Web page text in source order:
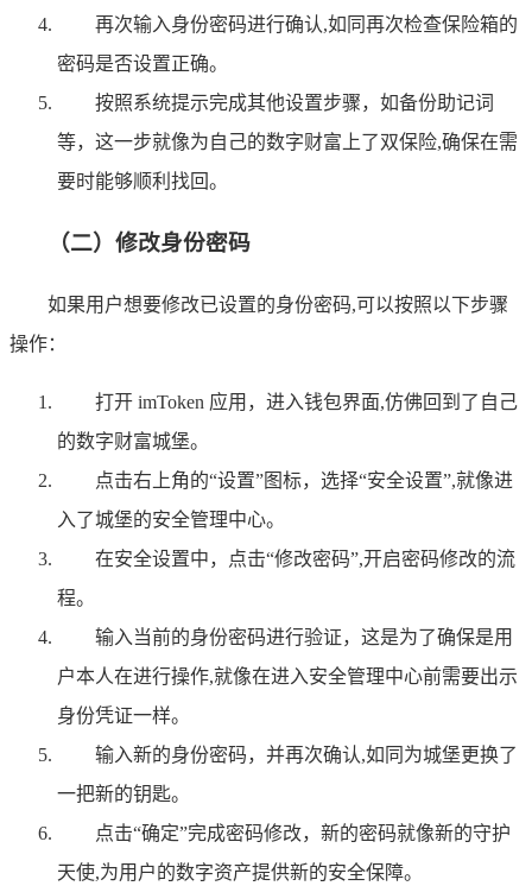
再次输入身份密码进行确认,如同再次检查保险箱的
密码是否设置正确。
按照系统提示完成其他设置步骤，如备份助记词
等，这一步就像为自己的数字财富上了双保险,确保在需
要时能够顺利找回。
（二）修改身份密码
如果用户想要修改已设置的身份密码,可以按照以下步骤
操作：
打开 imToken 应用，进入钱包界面,仿佛回到了自己
的数字财富城堡。
点击右上角的“设置”图标，选择“安全设置”,就像进
入了城堡的安全管理中心。
在安全设置中，点击“修改密码”,开启密码修改的流
程。
输入当前的身份密码进行验证，这是为了确保是用
户本人在进行操作,就像在进入安全管理中心前需要出示
身份凭证一样。
输入新的身份密码，并再次确认,如同为城堡更换了
一把新的钥匙。
点击“确定”完成密码修改，新的密码就像新的守护
天使,为用户的数字资产提供新的安全保障。